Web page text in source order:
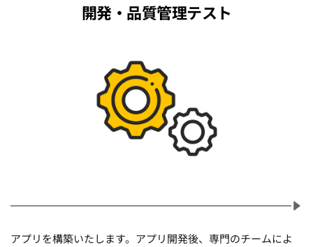
開発・品質管理テスト
アプリを構築いたします。アプリ開発後、専門のチームによ